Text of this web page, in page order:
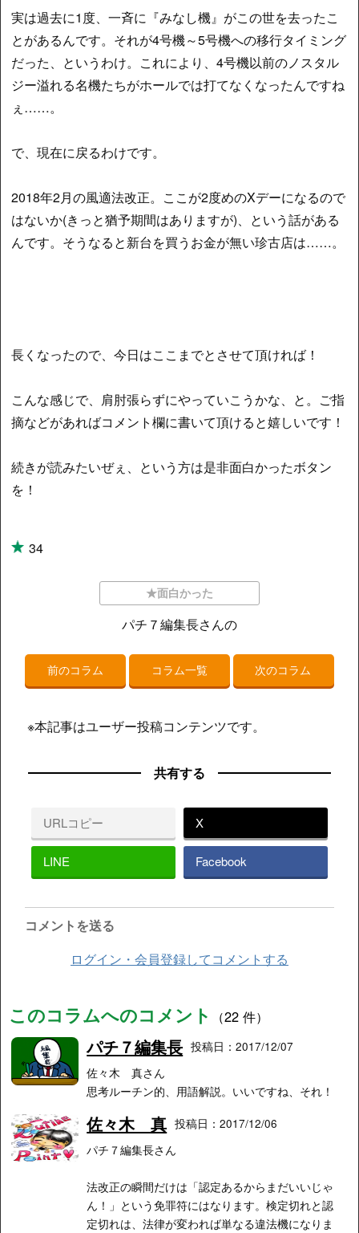
実は過去に1度、一斉に『みなし機』がこの世を去ったこ
とがあるんです。それが4号機～5号機への移行タイミング
だった、というわけ。これにより、4号機以前のノスタル
ジー溢れる名機たちがホールでは打てなくなったんですね
ぇ……。
で、現在に戻るわけです。
2018年2月の風適法改正。ここが2度めのXデーになるので
はないか(きっと猶予期間はありますが)、という話がある
んです。そうなると新台を買うお金が無い珍古店は……。
長くなったので、今日はここまでとさせて頂ければ！
こんな感じで、肩肘張らずにやっていこうかな、と。ご指
摘などがあればコメント欄に書いて頂けると嬉しいです！
続きが読みたいぜぇ、という方は是非面白かったボタン
を！
34
★面白かった
パチ７編集長さんの
前のコラム コラム一覧 次のコラム
※本記事はユーザー投稿コンテンツです。
共有する
URLコピー X
LINE Facebook
コメントを送る
ログイン・会員登録してコメントする
このコラムへのコメント （22 件）
パチ７編集長 投稿日：2017/12/07
佐々木 真さん
思考ルーチン的、用語解説。いいですね、それ！
佐々木 真 投稿日：2017/12/06
パチ７編集長さん
法改正の瞬間だけは「認定あるからまだいいじゃ
ん！」という免罪符にはなります。検定切れと認
定切れは、法律が変われば単なる違法機になりま